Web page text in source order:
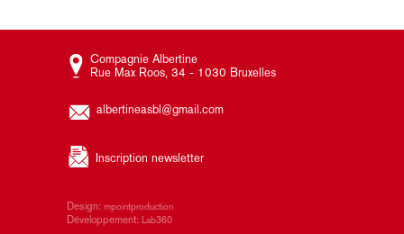
Compagnie Albertine
Rue Max Roos, 34 - 1030 Bruxelles
albertineasbl@gmail.com
Inscription newsletter
Design: mpointproduction
Développement: Lab360